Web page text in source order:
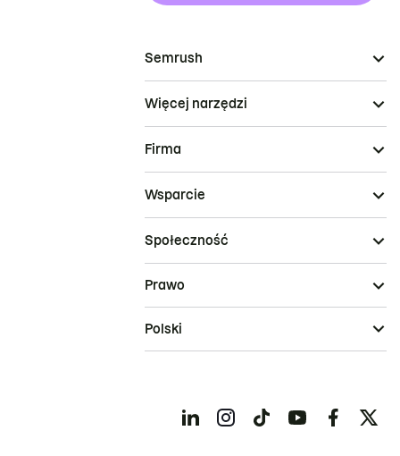
Semrush
Więcej narzędzi
Firma
Wsparcie
Społeczność
Prawo
Polski